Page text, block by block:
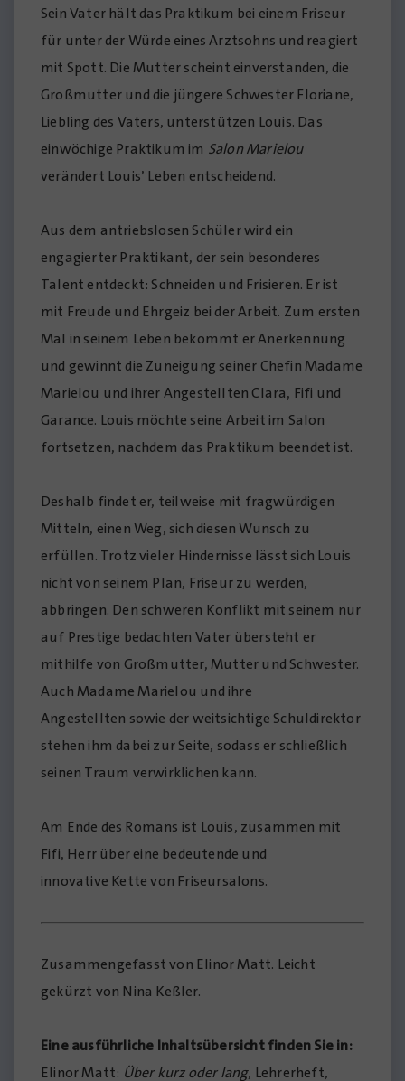
Sein Vater hält das Praktikum bei einem Friseur
für unter der Würde eines Arztsohns und reagiert
mit Spott. Die Mutter scheint einverstanden, die
Großmutter und die jüngere Schwester Floriane,
Liebling des Vaters, unterstützen Louis. Das
einwöchige Praktikum im Salon Marielou
verändert Louis’ Leben entscheidend.
Aus dem antriebslosen Schüler wird ein
engagierter Praktikant, der sein besonderes
Talent entdeckt: Schneiden und Frisieren. Er ist
mit Freude und Ehrgeiz bei der Arbeit. Zum ersten
Mal in seinem Leben bekommt er Anerkennung
und gewinnt die Zuneigung seiner Chefin Madame
Marielou und ihrer Angestellten Clara, Fifi und
Garance. Louis möchte seine Arbeit im Salon
fortsetzen, nachdem das Praktikum beendet ist.
Deshalb findet er, teilweise mit fragwürdigen
Mitteln, einen Weg, sich diesen Wunsch zu
erfüllen. Trotz vieler Hindernisse lässt sich Louis
nicht von seinem Plan, Friseur zu werden,
abbringen. Den schweren Konflikt mit seinem nur
auf Prestige bedachten Vater übersteht er
mithilfe von Großmutter, Mutter und Schwester.
Auch Madame Marielou und ihre
Angestellten sowie der weitsichtige Schuldirektor
stehen ihm dabei zur Seite, sodass er schließlich
seinen Traum verwirklichen kann.
Am Ende des Romans ist Louis, zusammen mit
Fifi, Herr über eine bedeutende und
innovative Kette von Friseursalons.
Zusammengefasst von Elinor Matt. Leicht
gekürzt von Nina Keßler.
Eine ausführliche Inhaltsübersicht finden Sie in:
Elinor Matt: Über kurz oder lang, Lehrerheft,